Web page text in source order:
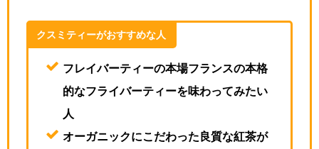
クスミティーがおすすめな人
フレイバーティーの本場フランスの本格
的なフライバーティーを味わってみたい
人
オーガニックにこだわった良質な紅茶が